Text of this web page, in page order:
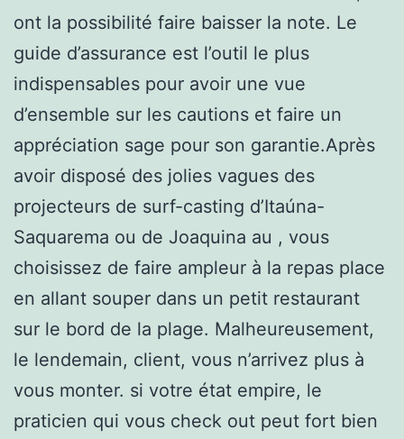
ont la possibilité faire baisser la note. Le
guide d’assurance est l’outil le plus
indispensables pour avoir une vue
d’ensemble sur les cautions et faire un
appréciation sage pour son garantie.Après
avoir disposé des jolies vagues des
projecteurs de surf-casting d’Itaúna-
Saquarema ou de Joaquina au , vous
choisissez de faire ampleur à la repas place
en allant souper dans un petit restaurant
sur le bord de la plage. Malheureusement,
le lendemain, client, vous n’arrivez plus à
vous monter. si votre état empire, le
praticien qui vous check out peut fort bien